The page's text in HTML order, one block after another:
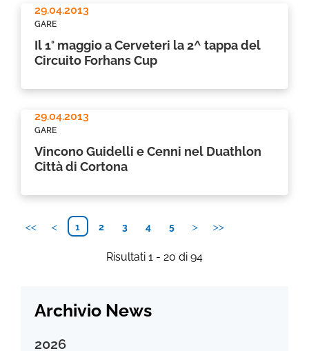
29.04.2013
GARE
Il 1° maggio a Cerveteri la 2^ tappa del
Circuito Forhans Cup
29.04.2013
GARE
Vincono Guidelli e Cenni nel Duathlon
Città di Cortona
1 2 3 4 5
Risultati 1 - 20 di 94
Archivio News
2026